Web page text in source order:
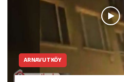
ARNAVUTKÖY